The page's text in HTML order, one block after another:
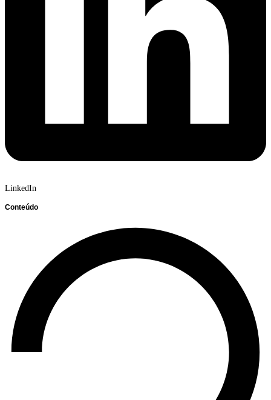
LinkedIn
Conteúdo